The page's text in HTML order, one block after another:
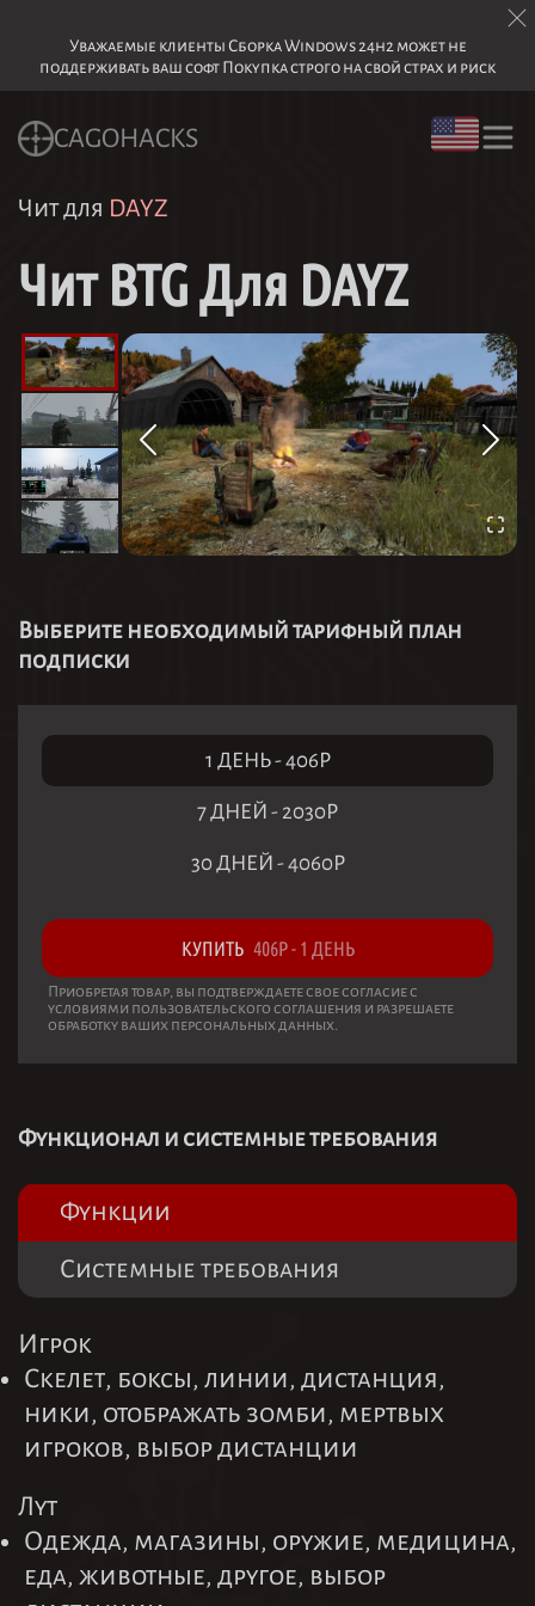
Уважаемые клиенты Сборка Windows 24h2 может не
поддерживать ваш софт Покупка строго на свой страх и риск
CAGOHACKS
Чит для DAYZ
Чит BTG Для DAYZ
Выберите необходимый тарифный план
подписки
1 ДЕНЬ-406 Р
7 ДНЕЙ - 2030 Р
30 ДНЕЙ -4060 Р
КУПИТЬ 406Р- 1 ДЕНЬ
Приобретая товар, вы подтверждаете свое согласие с
условиями пользовательского соглашения и разрешаете
обработку ваших персональных данных.
Функционал и системные требования
Функции
Системные требования
Игрок
Скелет, боксы, линии, дистанция,
ники, отображать зомби, мертвых
игроков, выбор дистанции
Лут
Одежда, магазины, оружие, медицина,
еда, животные, другое, выбор